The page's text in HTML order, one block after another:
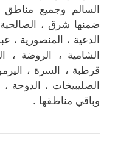
السالم وجميع
ضمنها شرق ، الصالحية
الدعية ، المنصورية ،
الشامية ، الروضة ،
قرطبة ، السرة ،
الصليبيخات ، الدوحة ،
وباقي مناطقها .